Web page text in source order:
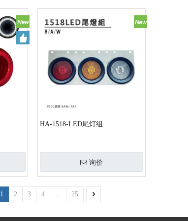
HA-1518-LED尾灯组
询价
1 2 3 4 ... 25